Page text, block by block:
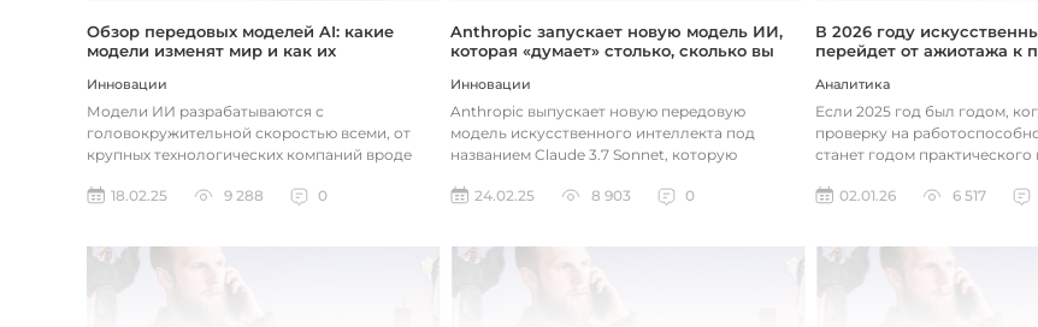
Обзор передовых моделей AI: какие
модели изменят мир и как их
Инновации
Модели ИИ разрабатываются с
головокружительной скоростью всеми, от
крупных технологических компаний вроде
Anthropic...
18.02.25 9 288 0
Anthropic запускает новую модель ИИ,
которая «думает» столько, сколько вы
Инновации
Anthropic выпускает новую передовую
модель искусственного интеллекта под
названием Claude 3.7 Sonnet, которую
24.02.25
8 903 0
В 2026 году
перейдет от ажиотажа к
Аналитика
Если 2025 год был годом,
проверку на
станет годом
02.01.26
6 517